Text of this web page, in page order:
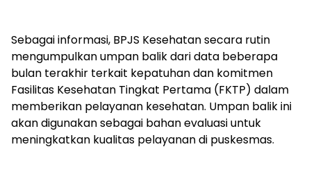
Sebagai informasi, BPJS Kesehatan secara rutin
mengumpulkan umpan balik dari data beberapa
bulan terakhir terkait kepatuhan dan komitmen
Fasilitas Kesehatan Tingkat Pertama (FKTP) dalam
memberikan pelayanan kesehatan. Umpan balik ini
akan digunakan sebagai bahan evaluasi untuk
meningkatkan kualitas pelayanan di puskesmas.